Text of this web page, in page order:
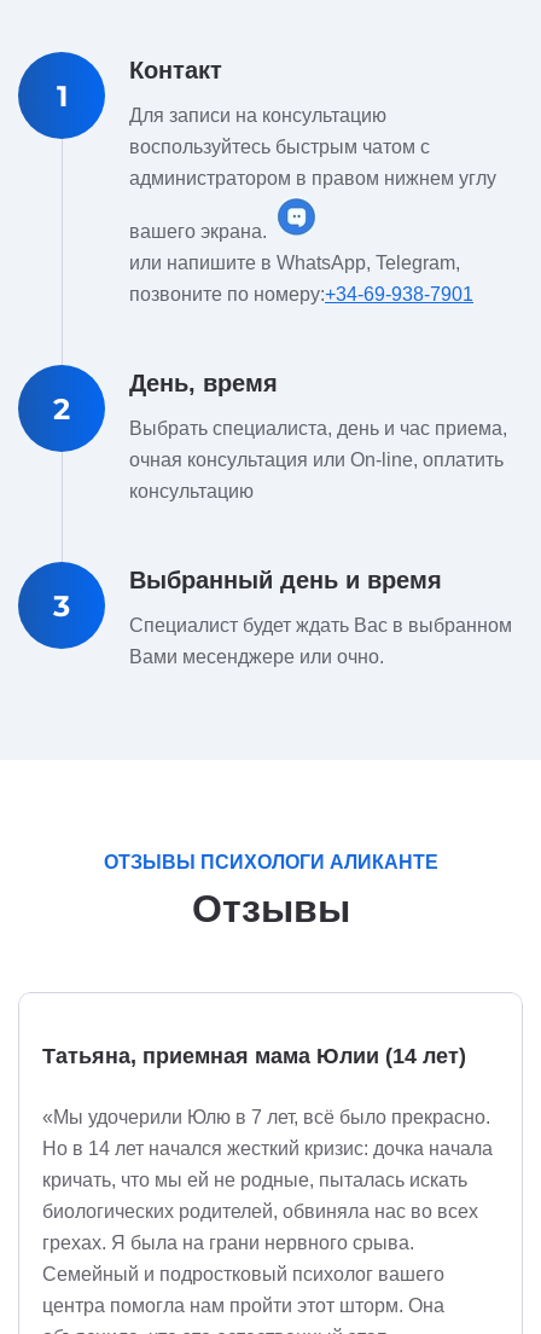
1
Контакт
Для записи на консультацию
воспользуйтесь быстрым чатом с
администратором в правом нижнем углу
вашего экрана.
или напишите в WhatsApp, Telegram,
позвоните по номеру:+34-69-938-7901
2
День, время
Выбрать специалиста, день и час приема,
очная консультация или On-line, оплатить
консультацию
3
Выбранный день и время
Специалист будет ждать Вас в выбранном
Вами месенджере или очно.
ОТЗЫВЫ ПСИХОЛОГИ АЛИКАНТЕ
Отзывы
Татьяна, приемная мама Юлии (14 лет)
«Мы удочерили Юлю в 7 лет, всё было прекрасно.
Но в 14 лет начался жесткий кризис: дочка начала
кричать, что мы ей не родные, пыталась искать
биологических родителей, обвиняла нас во всех
грехах. Я была на грани нервного срыва.
Семейный и подростковый психолог вашего
центра помогла нам пройти этот шторм. Она